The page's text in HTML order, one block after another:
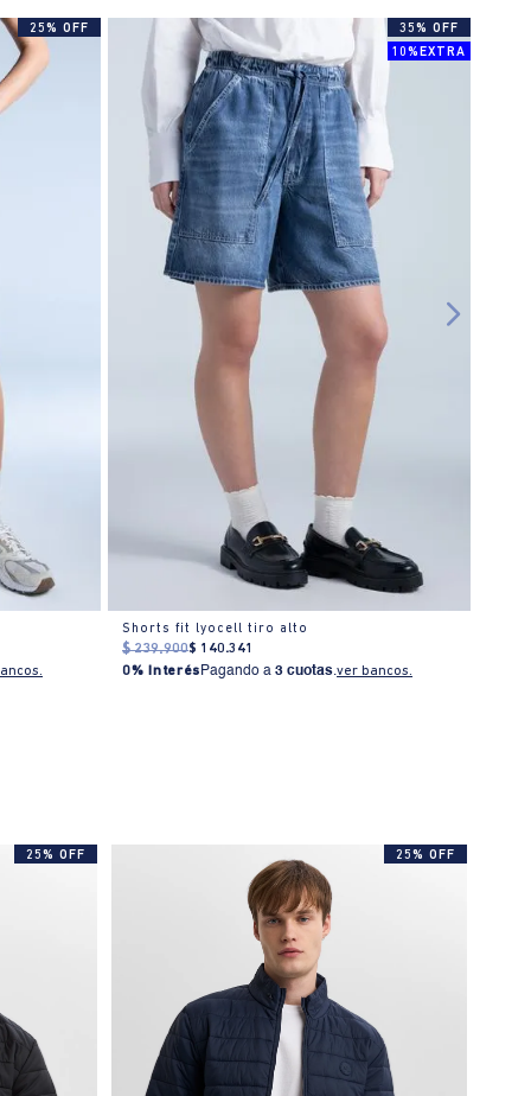
25% OFF
35% OFF
10%EXTRA
Shorts fit lyocell tiro alto
$ 239.900$ 140.341
0% Interés Pagando a3 cuotas.ver bancos.
25% OFF 25% OFF